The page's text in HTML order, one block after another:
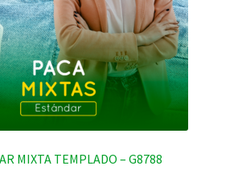
MIXTA TEMPLADO – G8788